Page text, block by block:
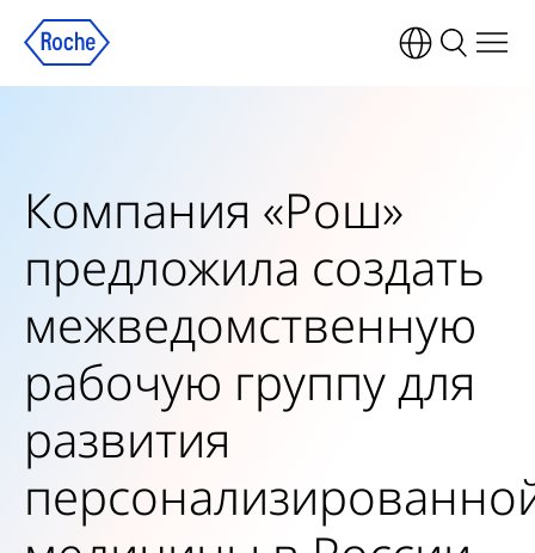
Компания «Рош»
предложила создать
межведомственную
рабочую группу для
развития